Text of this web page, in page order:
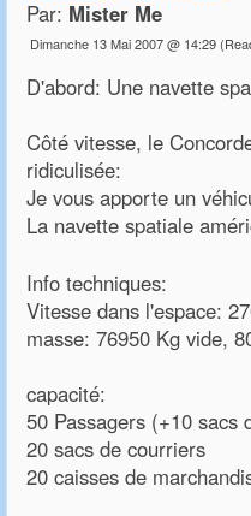
Par: Mister Me
Dimanche 13 Mai 2007 @ 14:29
D'abord: Une navette
Côté vitesse, le
ridiculisée:
Je vous apporte un
La navette spatiale
Info techniques:
Vitesse dans l'espace:
masse: 76950 Kg vide,
capacité:
50 Passagers (+10 sacs
20 sacs de courriers
20 caisses de